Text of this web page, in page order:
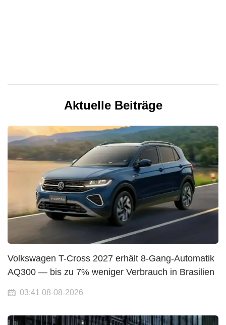
Aktuelle Beiträge
Volkswagen T-Cross 2027 erhält 8-Gang-Automatik
AQ300 — bis zu 7% weniger Verbrauch in Brasilien
03:41 08-08-2026